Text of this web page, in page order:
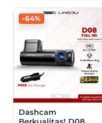
-64%
Dashcam